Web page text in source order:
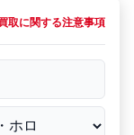
取に関する注意事項